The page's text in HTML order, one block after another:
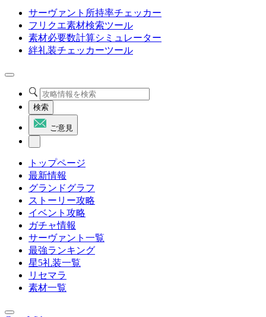
サーヴァント所持率チェッカー
フリクエ素材検索ツール
素材必要数計算シミュレーター
絆礼装チェッカーツール
検索
ご意見
トップページ
最新情報
グランドグラフ
ストーリー攻略
イベント攻略
ガチャ情報
サーヴァント一覧
最強ランキング
星5礼装一覧
リセマラ
素材一覧